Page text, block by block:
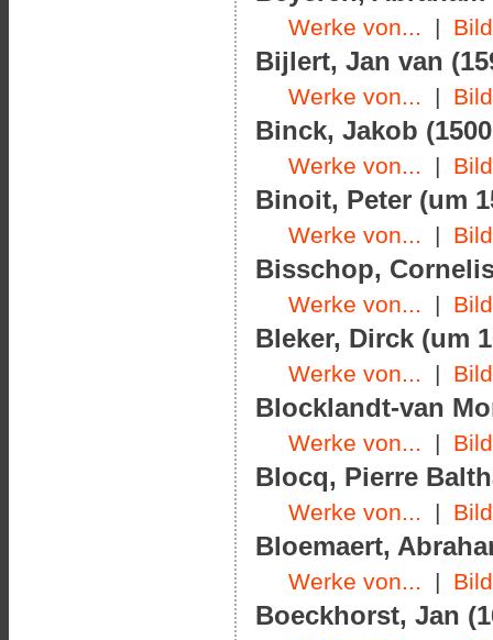
Werke von... |
Bijlert, Jan van
Werke von... |
Binck, Jakob
Werke von... |
Binoit, Peter (um
Werke von... |
Bisschop,
Werke von... |
Bleker, Dirck (um
Werke von... |
Blocklandt-van
Werke von... |
Blocq, Pierre
Werke von... |
Bloemaert,
Werke von... |
Boeckhorst, Jan